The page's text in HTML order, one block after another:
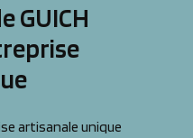
GUICH
artisanale unique